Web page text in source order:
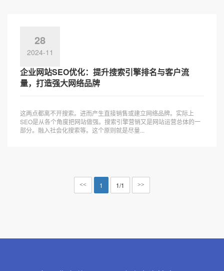
28
2024-11
企业网站SEO优化：提升搜索引擎排名与客户流
量，打造强大网络品牌
这两点都离不开搜索。进而产生直接销售或建立网络品牌。实际上
SEO是从各个角度把网站做强。搜索引擎营销又是网站运营总体的一
部分。融入社会化搜索等。这个原则就是尽量...
<< 1 1/1 >>